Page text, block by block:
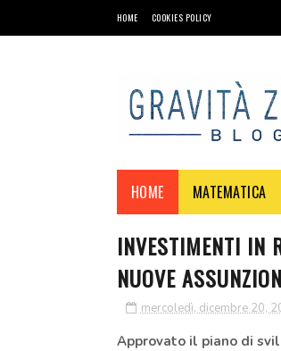
HOME COOKIES POLICY
HOME MATEMATICA
INVESTIMENTI IN
NUOVE
mercoledì, dicembre 20,
Approvato il piano di